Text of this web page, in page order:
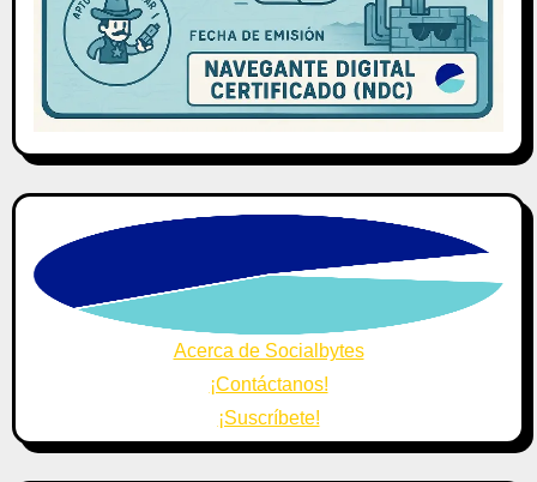
Acerca de Socialbytes
¡Contáctanos!
¡Suscríbete!